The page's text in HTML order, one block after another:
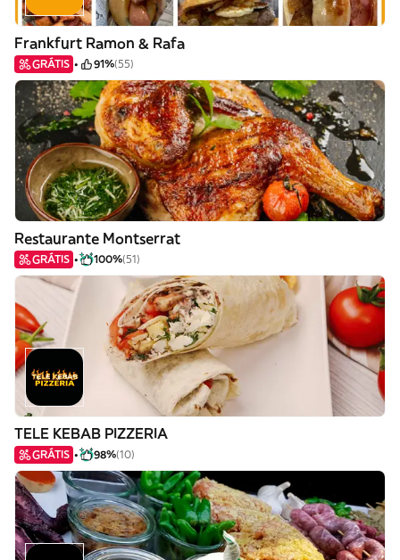
Frankfurt Ramon & Rafa
GRÁTIS 91%(55)
Restaurante Montserrat
GRÁTIS 100%(51)
TELE KEBAB PIZZERIA
GRÁTIS 98%(10)